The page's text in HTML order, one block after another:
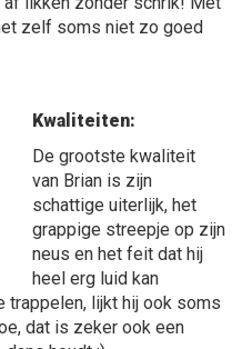
zelf soms niet zo goed
Kwaliteiten:
De grootste kwaliteit
van Brian is zijn
schattige uiterlijk, het
grappige streepje op zijn
neus en het feit dat hij
heel erg luid kan
trappelen, lijkt hij ook soms
dat is zeker ook een